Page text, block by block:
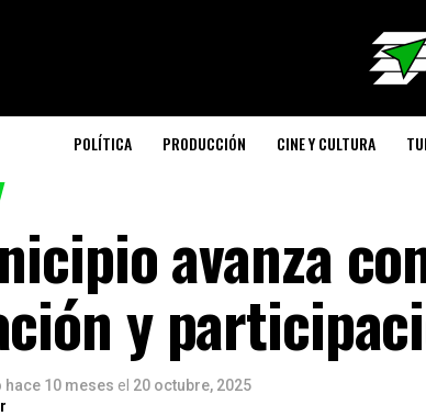
POLÍTICA PRODUCCIÓN CINE Y CULTURA
avanza
y
hace 10 meses el 20 octubre, 2025